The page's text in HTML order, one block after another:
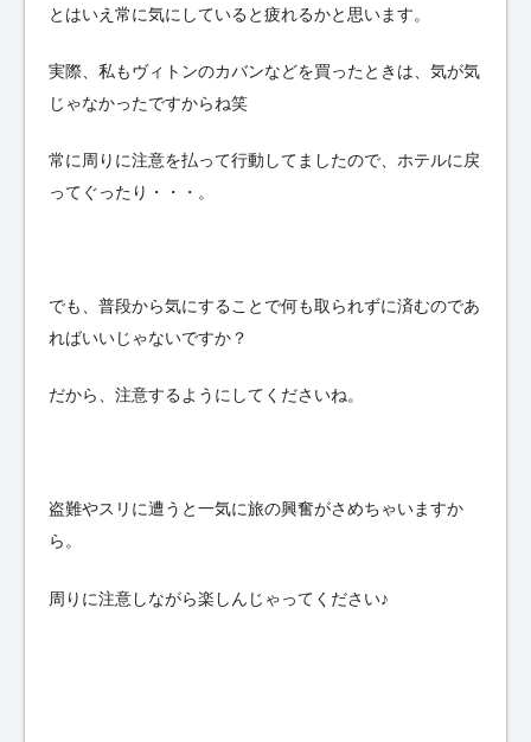
とはいえ常に気にしていると疲れるかと思います。
実際、私もヴィトンのカバンなどを買ったときは、気が気
じゃなかったですからね笑
常に周りに注意を払って行動してましたので、ホテルに戻
ってぐったり・・・。
でも、普段から気にすることで何も取られずに済むのであ
ればいいじゃないですか？
だから、注意するようにしてくださいね。
盗難やスリに遭うと一気に旅の興奮がさめちゃいますか
ら。
周りに注意しながら楽しんじゃってください♪